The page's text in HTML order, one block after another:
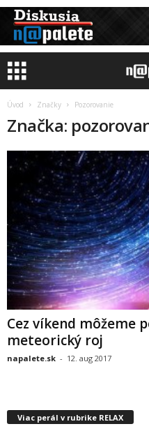
Úvod Značky Pozorovanie
Značka:
Cez víkend môžeme
meteorický roj
napalete.sk - 12. aug 2017
Viac perál v rubrike RELAX